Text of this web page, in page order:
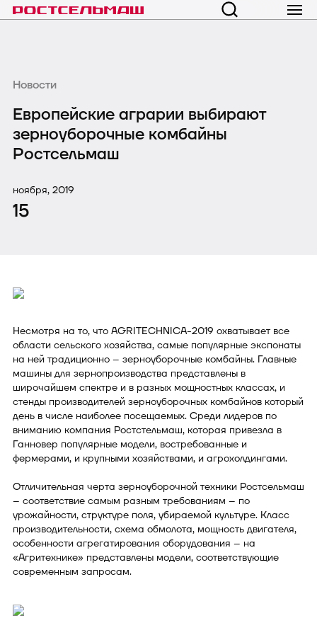
Новости
Европейские аграрии выбирают
зерноуборочные комбайны
Ростсельмаш
ноября, 2019
15
Несмотря на то, что AGRITECHNICA-2019 охватывает все
области сельского хозяйства, самые популярные экспонаты
на ней традиционно – зерноуборочные комбайны. Главные
машины для зернопроизводства представлены в
широчайшем спектре и в разных мощностных классах, и
стенды производителей зерноуборочных комбайнов который
день в числе наиболее посещаемых. Среди лидеров по
вниманию компания Ростстельмаш, которая привезла в
Ганновер популярные модели, востребованные и
фермерами, и крупными хозяйствами, и агрохолдингами.
Отличительная черта зерноуборочной техники Ростсельмаш
– соответствие самым разным требованиям – по
урожайности, структуре поля, убираемой культуре. Класс
производительности, схема обмолота, мощность двигателя,
особенности агрегатирования оборудования – на
«Агритехнике» представлены модели, соответствующие
современным запросам.